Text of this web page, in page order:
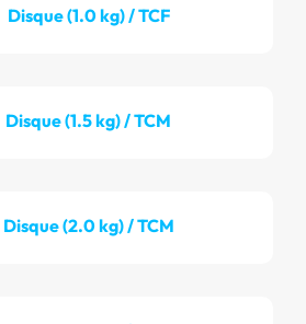
Disque (1.0 kg) / TCF
Disque (1.5 kg) / TCM
Disque (2.0 kg) / TCM